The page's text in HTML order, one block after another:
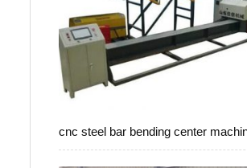
cnc steel bar bending center